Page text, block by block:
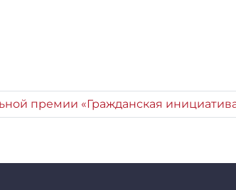
премии «Гражданская